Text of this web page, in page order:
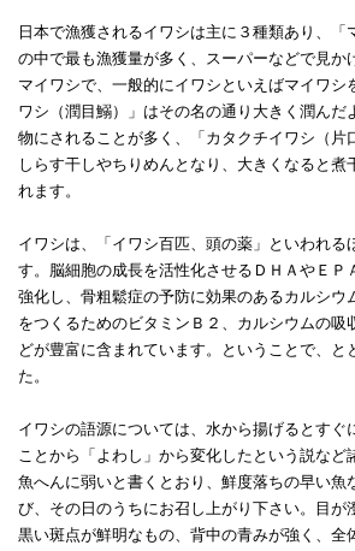
日本で漁獲されるイワシは主に３種類あり、「
の中で最も漁獲量が多く、スーパーなどで見か
マイワシで、一般的にイワシといえばマイワシ
ワシ（潤目鰯）」はその名の通り大きく潤んだ
物にされることが多く、「カタクチイワシ（片
しらす干しやちりめんとなり、大きくなると煮
れます。
イワシは、「イワシ百匹、頭の薬」といわれる
す。脳細胞の成長を活性化させるＤＨＡやＥＰ
強化し、骨粗鬆症の予防に効果のあるカルシウ
をつくるためのビタミンＢ２、カルシウムの吸
どが豊富に含まれています。ということで、
た。
イワシの語源については、水から揚げるとすぐ
ことから「よわし」から変化したという説など
魚へんに弱いと書くとおり、鮮度落ちの早い魚
び、その日のうちにお召し上がり下さい。目が
黒い斑点が鮮明なもの、背中の青みが強く、全